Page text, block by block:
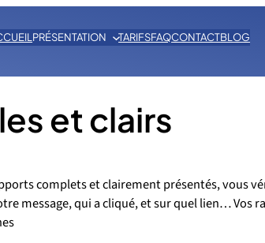
PRÉSENTATION TARIFSFAQCONTACTBLOG
et clairs
complets et clairement présentés, vous
message, qui a cliqué, et sur quel lien…